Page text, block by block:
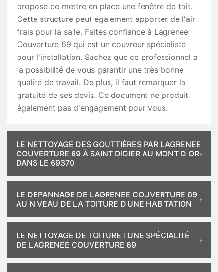
propose de mettre en place une fenêtre de toit.
Cette structure peut également apporter de l'air
frais pour la salle. Faites confiance à Lagrenee
Couverture 69 qui est un couvreur spécialiste
pour l'installation. Sachez que ce professionnel a
la possibilité de vous garantir une très bonne
qualité de travail. De plus, il faut remarquer la
gratuité de ses devis. Ce document ne produit
également pas d'engagement pour vous.
LE NETTOYAGE DES GOUTTIÈRES PAR LAGRENEE
COUVERTURE 69 À SAINT DIDIER AU MONT D OR
DANS LE 69370
LE DÉPANNAGE DE LAGRENEE COUVERTURE 69
AU NIVEAU DE LA TOITURE D'UNE HABITATION
LE NETTOYAGE DE TOITURE : UNE SPÉCIALITÉ
DE LAGRENEE COUVERTURE 69